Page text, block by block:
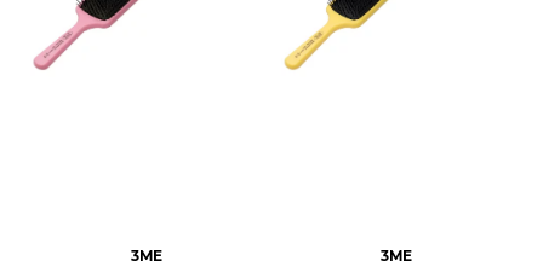
3ME
3ME